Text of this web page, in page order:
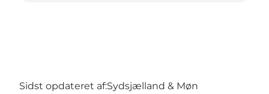
Sidst opdateret af:Sydsjælland & Møn